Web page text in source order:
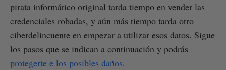
pirata informático original tarda tiempo en vender las
credenciales robadas, y aún más tiempo tarda otro
ciberdelincuente en empezar a utilizar esos datos. Sigue
los pasos que se indican a continuación y podrás
protegerte e los posibles daños.